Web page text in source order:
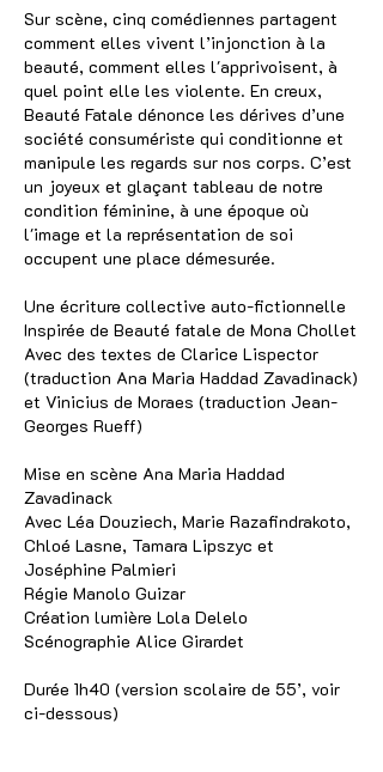
Sur scène, cinq comédiennes partagent
comment elles vivent l’injonction à la
beauté, comment elles l'apprivoisent, à
quel point elle les violente. En creux,
Beauté Fatale dénonce les dérives d’une
société consumériste qui conditionne et
manipule les regards sur nos corps. C’est
un joyeux et glaçant tableau de notre
condition féminine, à une époque où
l'image et la représentation de soi
occupent une place démesurée.
Une écriture collective auto-fictionnelle
Inspirée de Beauté fatale de Mona Chollet
Avec des textes de Clarice Lispector
(traduction Ana Maria Haddad Zavadinack)
et Vinicius de Moraes (traduction Jean-
Georges Rueff)
Mise en scène Ana Maria Haddad
Zavadinack
Avec Léa Douziech, Marie Razafindrakoto,
Chloé Lasne, Tamara Lipszyc et
Joséphine Palmieri
Régie Manolo Guizar
Création lumière Lola Delelo
Scénographie Alice Girardet
Durée 1h40 (version scolaire de 55’, voir
ci-dessous)